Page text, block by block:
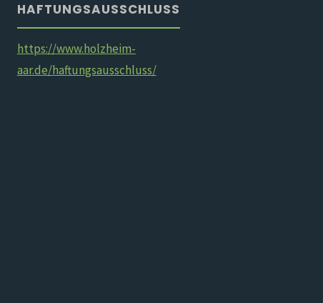
HAFTUNGSAUSSCHLUSS
https://www.holzheim-
aar.de/haftungsausschluss/